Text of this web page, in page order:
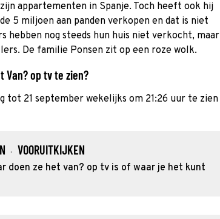
appartementen in Spanje. Toch heeft ook hij
5 miljoen aan panden verkopen en dat is niet
hebben nog steeds hun huis niet verkocht, maar
De familie Ponsen zit op een roze wolk.
Van? op tv te zien?
tot 21 september wekelijks om 21:26 uur te zien
· VOORUITKIJKEN
doen ze het van? op tv is of waar je het kunt